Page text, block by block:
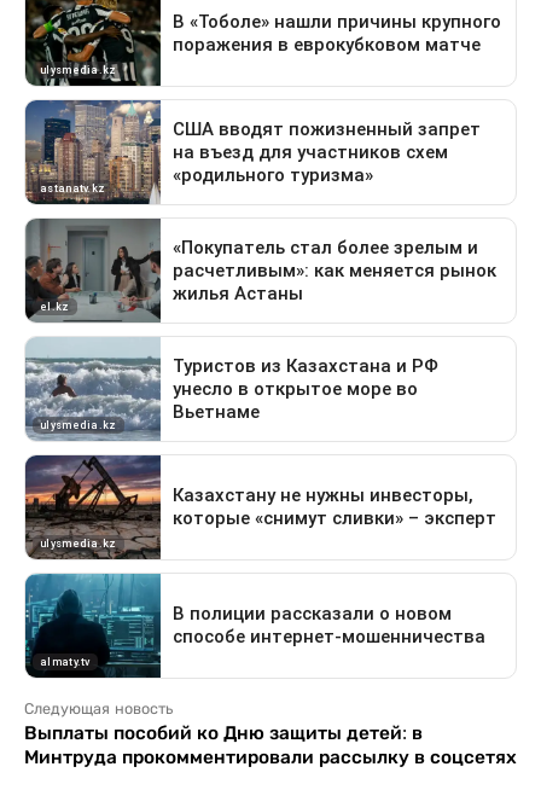
Следующая новость
Выплаты пособий ко Дню защиты детей: в
Минтруда прокомментировали рассылку в соцсетях